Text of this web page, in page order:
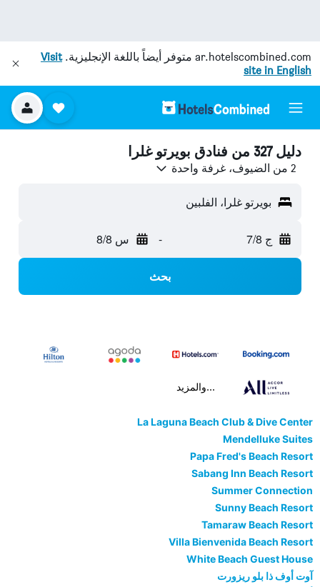
ar.hotelscombined.com متوفر أيضاً باللغة الإنجليزية.Visit
site in English
دليل 327 من فنادق بويرتو غلرا
2 من الضيوف، غرفة واحدة
بويرتو غلرا، الفلبين
ج 7/8 - س 8/8
بحث
...والمزيد
La Laguna Beach Club & Dive Center
Mendelluke Suites
Papa Fred's Beach Resort
Sabang Inn Beach Resort
Summer Connection
Sunny Beach Resort
Tamaraw Beach Resort
Villa Bienvenida Beach Resort
White Beach Guest House
آوت أوف ذا بلو ريزورت